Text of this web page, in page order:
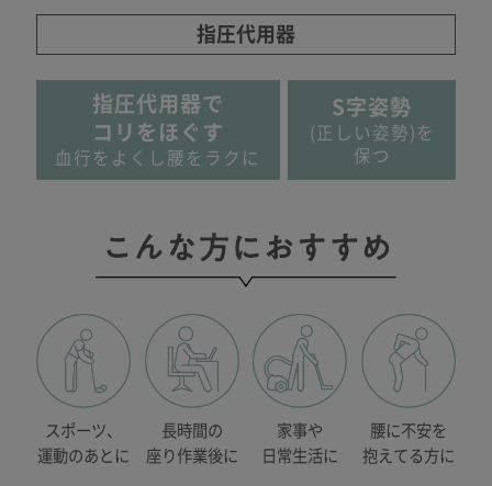
指圧代用器
指圧代用器で
コリをほぐす
血行をよくし腰をラクに
S字姿勢
(正しい姿勢)を
保つ
スポーツ、
運動のあとに
長時間の
座り作業後に
家事や
日常生活に
腰に不安を
抱えてる方に